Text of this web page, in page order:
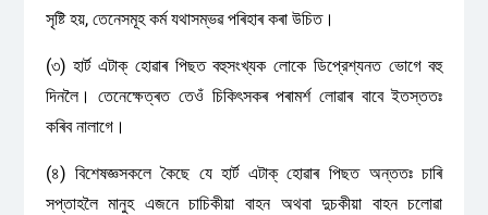
সৃষ্টি হয়, তেনেসমূহ কৰ্ম যথাসম্ভৱ পৰিহাৰ কৰা উচিত।
(৩) হার্ট এটাক্ হোৱাৰ পিছত বহুসংখ্যক লোকে ডিপ্রেশ্যনত ভোগে বহু
দিনলৈ। তেনেক্ষেত্ৰত তেওঁ চিকিৎসকৰ পৰামর্শ লোৱাৰ বাবে ইতস্ততঃ
কৰিব নালাগে।
(৪) বিশেষজ্ঞসকলে কৈছে যে হার্ট এটাক্ হোৱাৰ পিছত অন্ততঃ চাৰি
সপ্তাহলৈ মানুহ এজনে চাচিকীয়া বাহন অথবা দুচকীয়া বাহন চলোৱা